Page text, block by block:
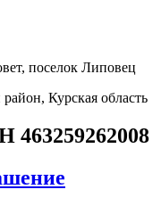
поселок Липовец
Курская область